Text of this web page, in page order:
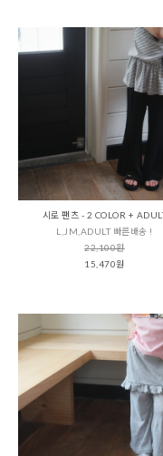
시로 팬츠 - 2 COLOR +
L,JM,ADULT 빠른배송 !
22,100원
15,470원